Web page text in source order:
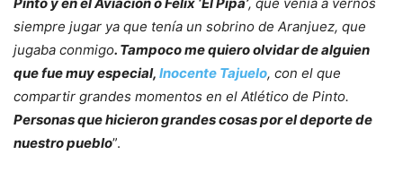
siempre jugar ya que tenía un sobrino de Aranjuez, que
jugaba conmigo. Tampoco me quiero olvidar de alguien
que fue muy especial, Inocente Tajuelo, con el que
compartir grandes momentos en el Atlético de Pinto.
Personas que hicieron grandes cosas por el deporte de
nuestro pueblo”.